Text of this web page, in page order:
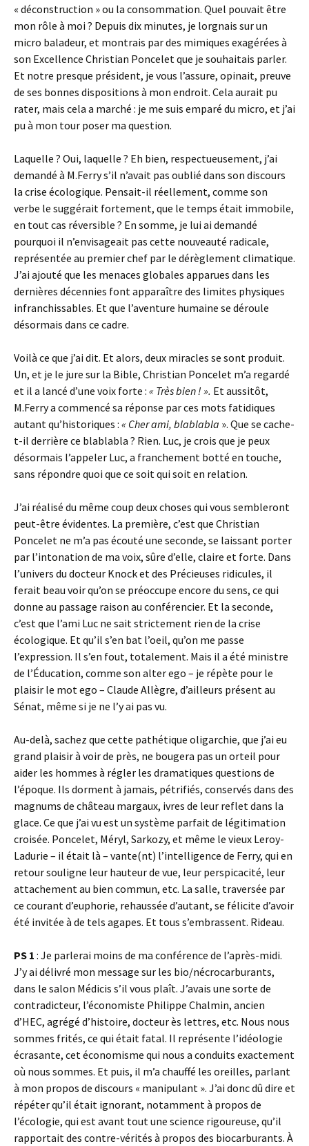
« déconstruction » ou la consommation. Quel pouvait être
mon rôle à moi ? Depuis dix minutes, je lorgnais sur un
micro baladeur, et montrais par des mimiques exagérées à
son Excellence Christian Poncelet que je souhaitais parler.
Et notre presque président, je vous l’assure, opinait, preuve
de ses bonnes dispositions à mon endroit. Cela aurait pu
rater, mais cela a marché : je me suis emparé du micro, et j’ai
pu à mon tour poser ma question.
Laquelle ? Oui, laquelle ? Eh bien, respectueusement, j’ai
demandé à M.Ferry s’il n’avait pas oublié dans son discours
la crise écologique. Pensait-il réellement, comme son
verbe le suggérait fortement, que le temps était immobile,
en tout cas réversible ? En somme, je lui ai demandé
pourquoi il n’envisageait pas cette nouveauté radicale,
représentée au premier chef par le dérèglement climatique.
J’ai ajouté que les menaces globales apparues dans les
dernières décennies font apparaître des limites physiques
infranchissables. Et que l’aventure humaine se déroule
désormais dans ce cadre.
Voilà ce que j’ai dit. Et alors, deux miracles se sont produit.
Un, et je le jure sur la Bible, Christian Poncelet m’a regardé
et il a lancé d’une voix forte : « Très bien ! ». Et aussitôt,
M.Ferry a commencé sa réponse par ces mots fatidiques
autant qu’historiques : « Cher ami, blablabla ». Que se cache-
t-il derrière ce blablabla ? Rien. Luc, je crois que je peux
désormais l’appeler Luc, a franchement botté en touche,
sans répondre quoi que ce soit qui soit en relation.
J’ai réalisé du même coup deux choses qui vous sembleront
peut-être évidentes. La première, c’est que Christian
Poncelet ne m’a pas écouté une seconde, se laissant porter
par l’intonation de ma voix, sûre d’elle, claire et forte. Dans
l’univers du docteur Knock et des Précieuses ridicules, il
ferait beau voir qu’on se préoccupe encore du sens, ce qui
donne au passage raison au conférencier. Et la seconde,
c’est que l’ami Luc ne sait strictement rien de la crise
écologique. Et qu’il s’en bat l’oeil, qu’on me passe
l’expression. Il s’en fout, totalement. Mais il a été ministre
de l’Éducation, comme son alter ego – je répète pour le
plaisir le mot ego – Claude Allègre, d’ailleurs présent au
Sénat, même si je ne l’y ai pas vu.
Au-delà, sachez que cette pathétique oligarchie, que j’ai eu
grand plaisir à voir de près, ne bougera pas un orteil pour
aider les hommes à régler les dramatiques questions de
l’époque. Ils dorment à jamais, pétrifiés, conservés dans des
magnums de château margaux, ivres de leur reflet dans la
glace. Ce que j’ai vu est un système parfait de légitimation
croisée. Poncelet, Méryl, Sarkozy, et même le vieux Leroy-
Ladurie – il était là – vante(nt) l’intelligence de Ferry, qui en
retour souligne leur hauteur de vue, leur perspicacité, leur
attachement au bien commun, etc. La salle, traversée par
ce courant d’euphorie, rehaussée d’autant, se félicite d’avoir
été invitée à de tels agapes. Et tous s’embrassent. Rideau.
PS 1 : Je parlerai moins de ma conférence de l’après-midi.
J’y ai délivré mon message sur les bio/nécrocarburants,
dans le salon Médicis s’il vous plaît. J’avais une sorte de
contradicteur, l’économiste Philippe Chalmin, ancien
d’HEC, agrégé d’histoire, docteur ès lettres, etc. Nous nous
sommes frités, ce qui était fatal. Il représente l’idéologie
écrasante, cet économisme qui nous a conduits exactement
où nous sommes. Et puis, il m’a chauffé les oreilles, parlant
à mon propos de discours « manipulant ». J’ai donc dû dire et
répéter qu’il était ignorant, notamment à propos de
l’écologie, qui est avant tout une science rigoureuse, qu’il
rapportait des contre-vérités à propos des biocarburants. À